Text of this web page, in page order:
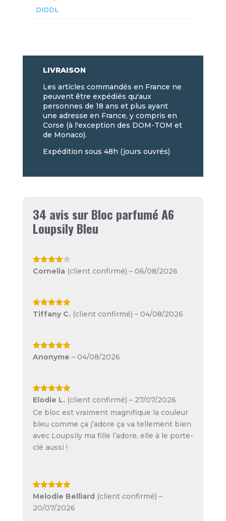
DIDDL
LIVRAISON
Les articles commandés en France ne
peuvent être expédiés qu'aux
personnes de 18 ans et plus ayant
une adresse en France, y compris en
Corse (à l'exception des DOM-TOM et
de Monaco).
Expédition sous 48h (jours ouvrés)
34 avis surBloc parfumé A6
Loupsily Bleu
Note4
Cornelia (client confirmé) – 06/08/2026
Note5sur
Tiffany C. (client confirmé) – 04/08/2026
Note5sur
Anonyme – 04/08/2026
Note5sur
Elodie L. (client confirmé) – 27/07/2026
Ce bloc est vraiment magnifique la couleur
bleu comme ça j’adore ça va tellement bien
avec Loupsily ma fille l’adore, elle à le porte-
clé aussi !
Note5sur
Melodie Belliard (client confirmé) –
20/07/2026